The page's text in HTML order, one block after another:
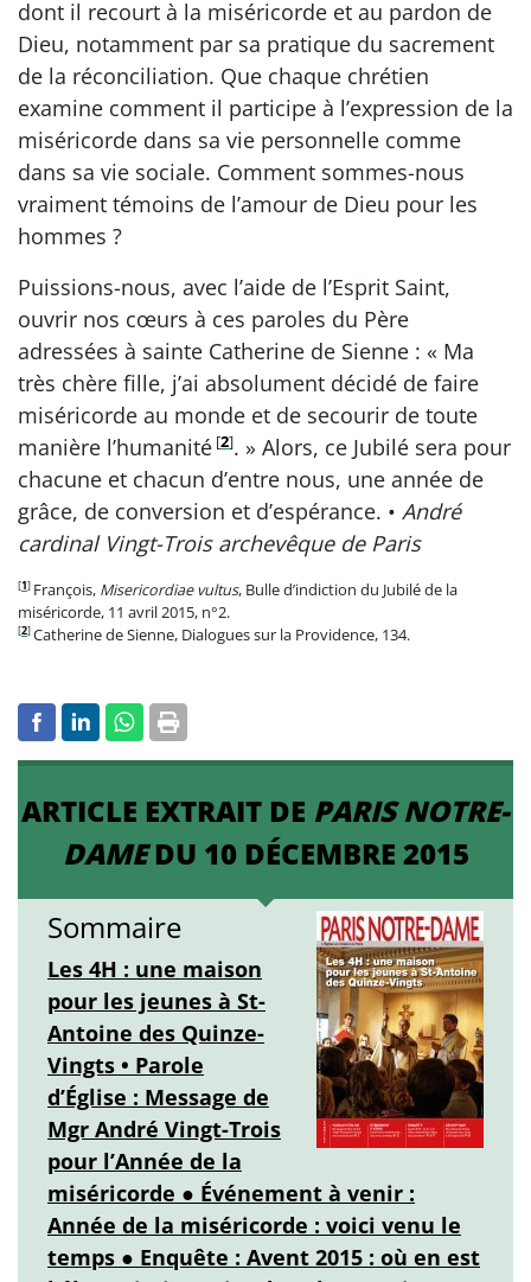
dont il recourt à la miséricorde et au pardon de
Dieu, notamment par sa pratique du sacrement
de la réconciliation. Que chaque chrétien
examine comment il participe à l’expression de la
miséricorde dans sa vie personnelle comme
dans sa vie sociale. Comment sommes-nous
vraiment témoins de l’amour de Dieu pour les
hommes ?
Puissions-nous, avec l’aide de l’Esprit Saint,
ouvrir nos cœurs à ces paroles du Père
adressées à sainte Catherine de Sienne : « Ma
très chère fille, j’ai absolument décidé de faire
miséricorde au monde et de secourir de toute
manière l’humanité [2]. » Alors, ce Jubilé sera pour
chacune et chacun d’entre nous, une année de
grâce, de conversion et d’espérance. • André
cardinal Vingt-Trois archevêque de Paris
[1] François, Misericordiae vultus, Bulle d’indiction du Jubilé de la
miséricorde, 11 avril 2015, n°2.
[2]Catherine de Sienne, Dialogues sur la Providence, 134.
ARTICLE EXTRAIT DE PARIS NOTRE-
DAMEDU 10 DÉCEMBRE 2015
Sommaire
Les 4H : une maison
pour les jeunes à St-
Antoine des Quinze-
Vingts • Parole
d’Église : Message de
Mgr André Vingt-Trois
pour l’Année de la
miséricorde ● Événement à venir :
Année de la miséricorde : voici venu le
temps ● Enquête : Avent 2015 : où en est